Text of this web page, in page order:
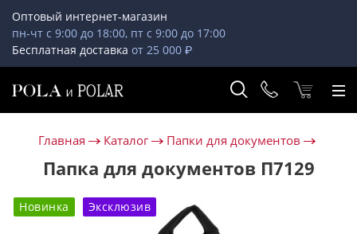
Оптовый интернет-магазин
пн-чт с 9:00 до 18:00, пт с 9:00 до 17:00
Бесплатная доставка от 25 000 ₽
Главная Каталог Папки для документов
Папка для документов П7129
Новинка Эксклюзив